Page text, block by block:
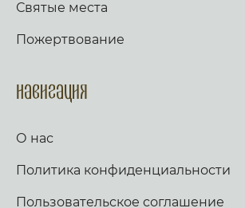
Святые места
Пожертвование
Навигация
О нас
Политика конфиденциальности
Пользовательское соглашение